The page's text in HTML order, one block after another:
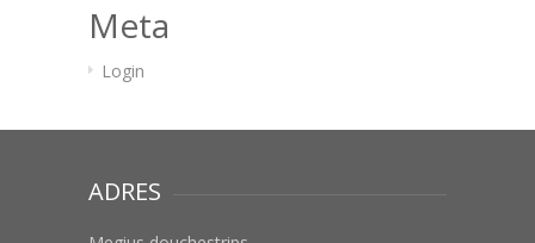
Meta
Login
ADRES